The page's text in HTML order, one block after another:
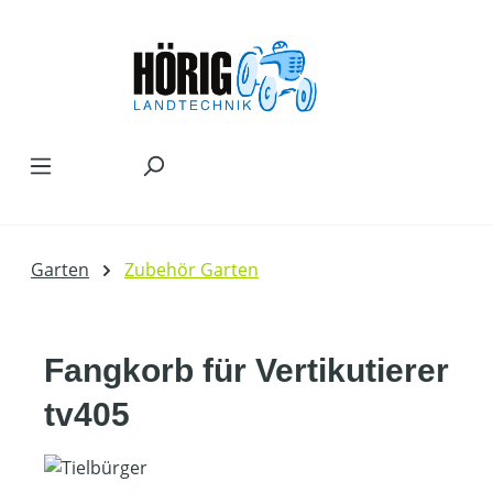
Garten Zubehör Garten
Fangkorb für Vertikutierer
tv405